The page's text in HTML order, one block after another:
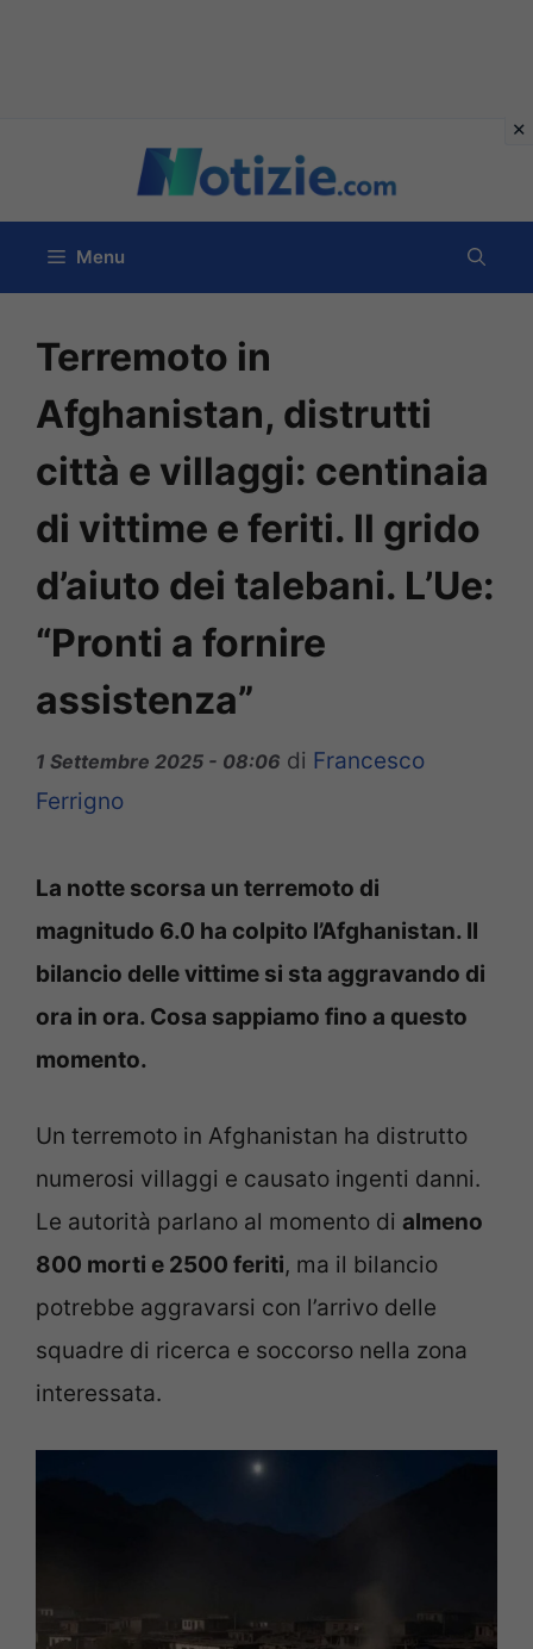
contenuto
Menu
Terremoto in
Afghanistan, distrutti
città e villaggi: centinaia
di vittime e feriti. Il grido
d’aiuto dei talebani. L’Ue:
“Pronti a fornire
assistenza”
1 Settembre 2025 - 08:06 di Francesco
Ferrigno
La notte scorsa un terremoto di
magnitudo 6.0 ha colpito l’Afghanistan. Il
bilancio delle vittime si sta aggravando di
ora in ora. Cosa sappiamo fino a questo
momento.
Un terremoto in Afghanistan ha distrutto
numerosi villaggi e causato ingenti danni.
Le autorità parlano al momento di almeno
800 morti e 2500 feriti, ma il bilancio
potrebbe aggravarsi con l’arrivo delle
squadre di ricerca e soccorso nella zona
interessata.